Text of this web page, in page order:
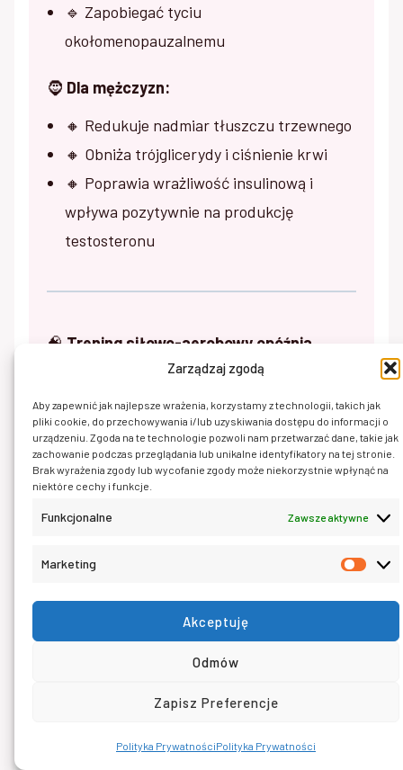
Zarządzaj zgodą
Aby zapewnić jak najlepsze wrażenia, korzystamy z technologii, takich jak
pliki cookie, do przechowywania i/lub uzyskiwania dostępu do informacji o
urządzeniu. Zgoda na te technologie pozwoli nam przetwarzać dane, takie jak
zachowanie podczas przeglądania lub unikalne identyfikatory na tej stronie.
Brak wyrażenia zgody lub wycofanie zgody może niekorzystnie wpłynąć na
niektóre cechy i funkcje.
Funkcjonalne Zawsze aktywne
Marketing
Akceptuję
Odmów
Zapisz Preferencje
Polityka PrywatnościPolityka Prywatności
🔹 Zapobiegać tyciu
okołomenopauzalnemu
🧔 Dla mężczyzn:
🔸 Redukuje nadmiar tłuszczu trzewnego
🔸 Obniża trójglicerydy i ciśnienie krwi
🔸 Poprawia wrażliwość insulinową i
wpływa pozytywnie na produkcję
testosteronu
🧠 Trening siłowo-aerobowy opóźnia
demencję i Alzheimera nawet o 30–35%.
Ruch zwiększa przepływ krwi przez mózg i
stymuluje neurogenezę. U aktywnych osób
hipokamp – centrum pamięci – jest większy.
nie tylko estetyka – ale też siła, równowaga,
❤️Trening Milon obniża ciśnienie, reguluje
cholesterol, zmniejsza stany zapalne.
znaczy: mniej zawałów, udarów i życia w